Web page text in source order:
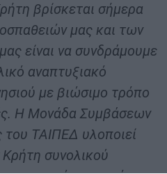
βρίσκεται σήμερα
μας και των
είναι να συνδράμουμε
αναπτυξιακό
με βιώσιμο τρόπο
Η Μονάδα Συμβάσεων
του ΤΑΙΠΕΔ υλοποιεί
συνολικού